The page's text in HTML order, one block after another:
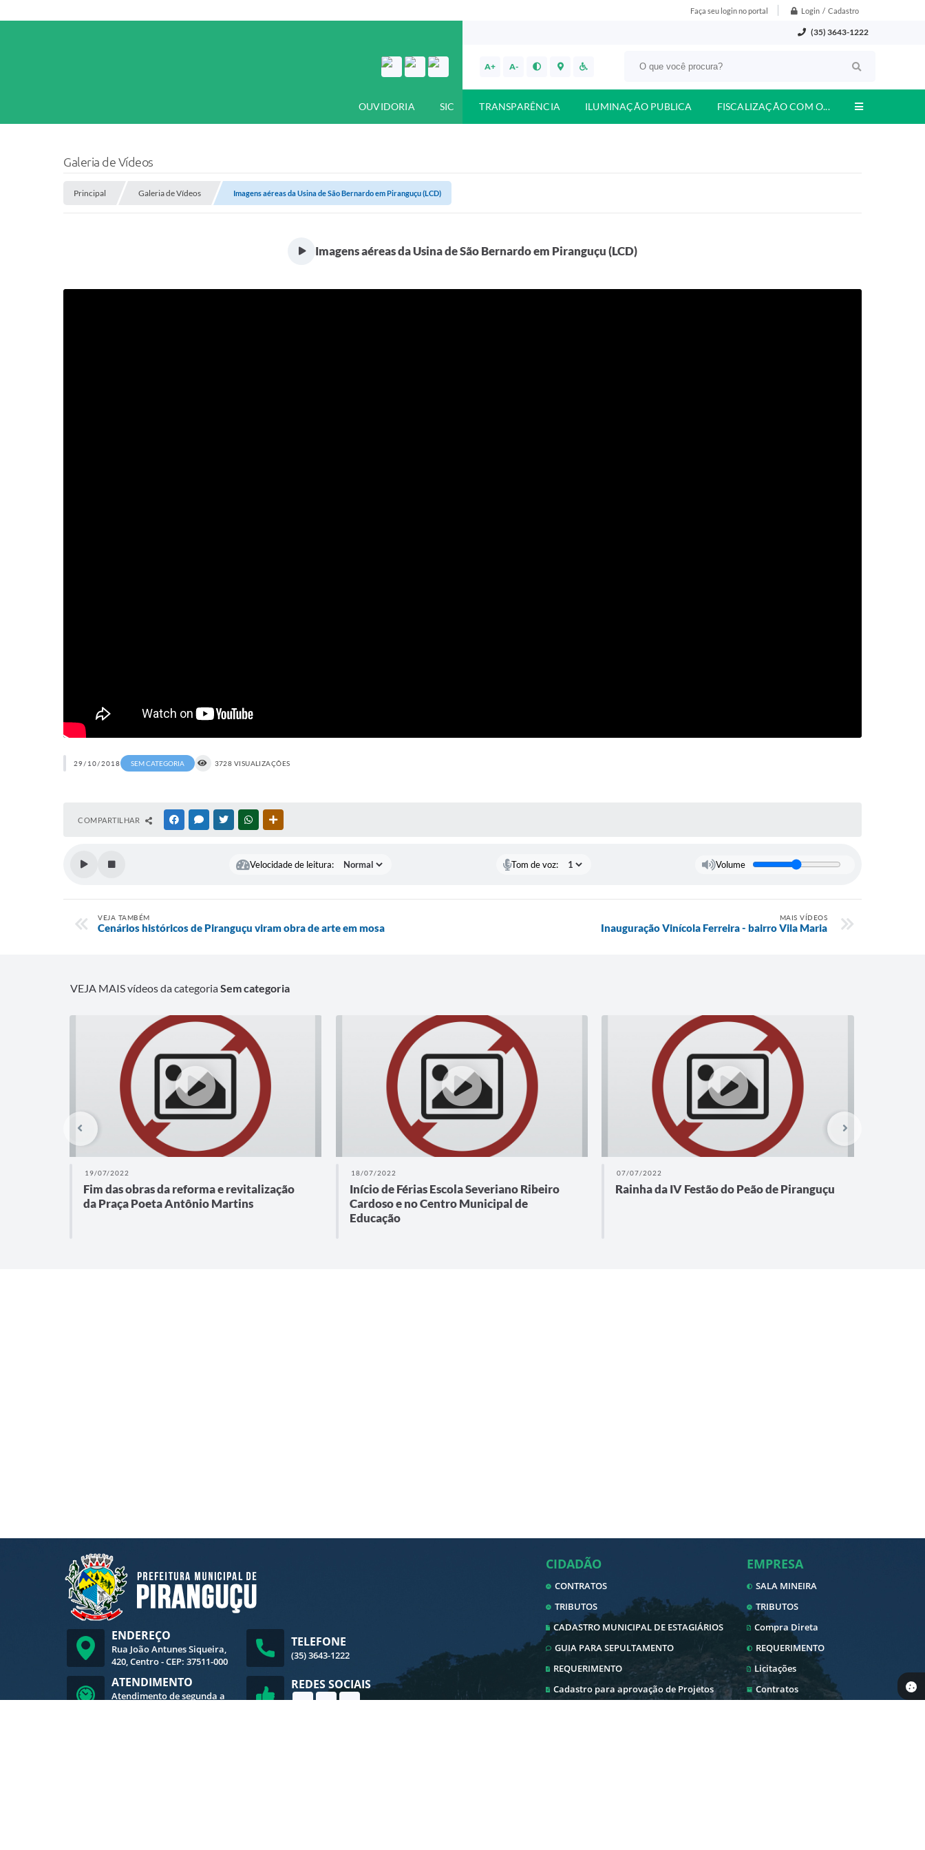
Faça seu login no portal Login / Cadastro
(35) 3643-1222
A+ A-
OUVIDORIA SIC TRANSPARÊNCIA ILUMINAÇÃO PUBLICA FISCALIZAÇÃO COM O...
Galeria de Vídeos
Principal Galeria de Vídeos Imagens aéreas da Usina de São Bernardo em Piranguçu (LCD)
Imagens aéreas da Usina de São Bernardo em Piranguçu (LCD)
29/10/2018 SEM CATEGORIA 3728 VISUALIZAÇÕES
COMPARTILHAR FACEBOOKMESSENGER
TWITTERWHATSAPP
Velocidade de leitura: Tom de voz: Volume
VEJA TAMBÉM
Cenários históricos de Piranguçu viram obra de arte em mosa
MAIS VÍDEOS
Inauguração Vinícola Ferreira - bairro Vila Maria
VEJA MAIS vídeos da categoriaSem categoria
19/07/2022
Fim das obras da reforma e revitalização
da Praça Poeta Antônio Martins
18/07/2022
Início de Férias Escola Severiano Ribeiro
Cardoso e no Centro Municipal de
Educação
07/07/2022
Rainha da IV Festão do Peão de Piranguçu
ENDEREÇO
Rua João Antunes Siqueira,
420, Centro - CEP: 37511-000
TELEFONE
(35) 3643-1222
ATENDIMENTO
Atendimento de segunda a
REDES SOCIAIS
CIDADÃO
CONTRATOS
TRIBUTOS
CADASTRO MUNICIPAL DE ESTAGIÁRIOS
GUIA PARA SEPULTAMENTO
REQUERIMENTO
Cadastro para aprovação de Projetos
EMPRESA
SALA MINEIRA
TRIBUTOS
Compra Direta
REQUERIMENTO
Licitações
Contratos